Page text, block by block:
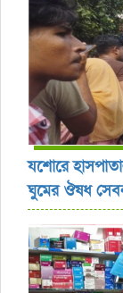
যশোরে
ঘুমের ঔষধ